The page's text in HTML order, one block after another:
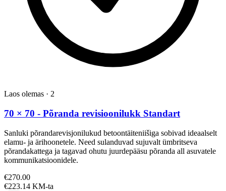
Laos olemas · 2
70 × 70 - Põranda revisioonilukk Standart
Sanluki põrandarevisjonilukud betoontäiteniišiga sobivad ideaalselt
elamu- ja ärihoonetele. Need sulanduvad sujuvalt ümbritseva
põrandakattega ja tagavad ohutu juurdepääsu põranda all asuvatele
kommunikatsioonidele.
€270.00
€223.14 KM-ta